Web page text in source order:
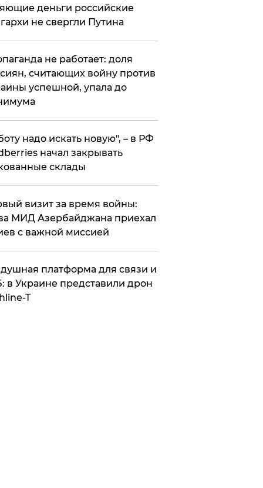
деньги российские
не свергли Путина
не работает: доля
считающих войну против
успешной, упала до
надо искать новую", – в РФ
начал закрывать
склады
визит за время войны:
МИД Азербайджана приехал
с важной миссией
платформа для связи и
в Украине представили дрон
T